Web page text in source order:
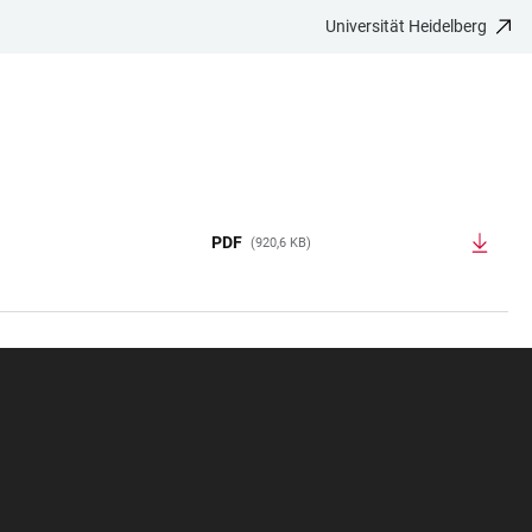
Universität Heidelberg
PDF (920,6 KB)